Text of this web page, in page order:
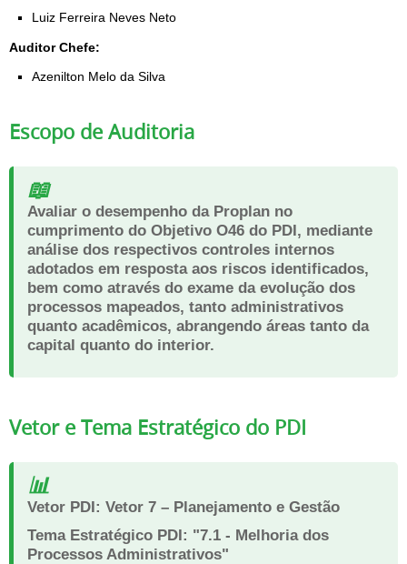
Luiz Ferreira Neves Neto
Auditor Chefe:
Azenilton Melo da Silva
Escopo de Auditoria
📖
Avaliar o desempenho da Proplan no
cumprimento do Objetivo O46 do PDI, mediante
análise dos respectivos controles internos
adotados em resposta aos riscos identificados,
bem como através do exame da evolução dos
processos mapeados, tanto administrativos
quanto acadêmicos, abrangendo áreas tanto da
capital quanto do interior.
Vetor e Tema Estratégico do PDI
📊
Vetor PDI: Vetor 7 – Planejamento e Gestão
Tema Estratégico PDI: "7.1 - Melhoria dos
Processos Administrativos"